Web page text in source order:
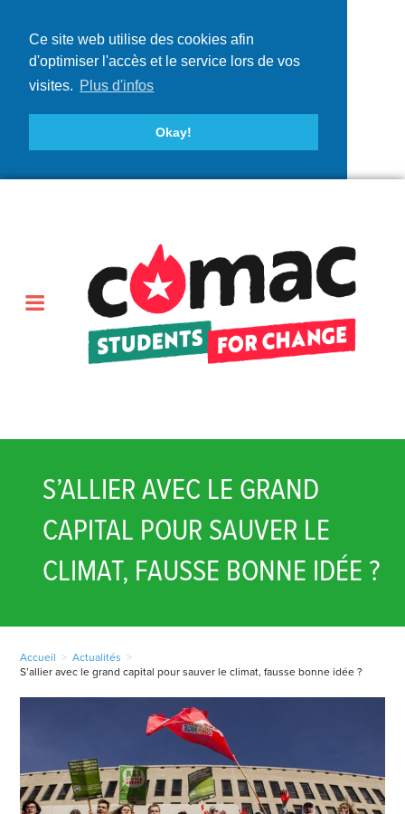
Ce site web utilise des cookies afin
d'optimiser l'accès et le service lors de vos
visites. Plus d'infos
Okay!
S’ALLIER AVEC LE GRAND
CAPITAL POUR SAUVER LE
CLIMAT, FAUSSE BONNE IDÉE ?
Accueil > Actualités >
S’allier avec le grand capital pour sauver le climat, fausse bonne idée ?